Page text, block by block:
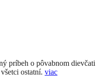
príbeh o pôvabnom dievčati
ostatní. viac